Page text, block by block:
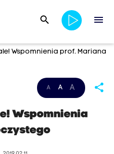
search menu
Wspomnienia prof. Mariana
A A A share
Wspomnienia